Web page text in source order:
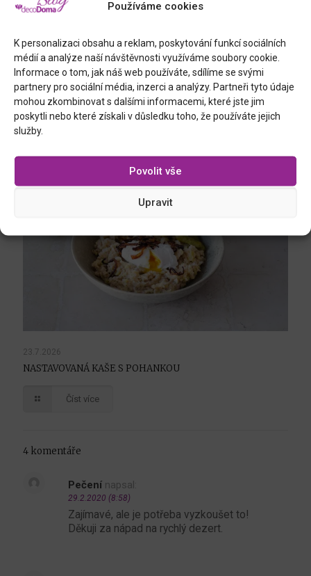
Používáme cookies
K personalizaci obsahu a reklam, poskytování funkcí sociálních
médií a analýze naší návštěvnosti využíváme soubory cookie.
Informace o tom, jak náš web používáte, sdílíme se svými
partnery pro sociální média, inzerci a analýzy. Partneři tyto údaje
mohou zkombinovat s dalšími informacemi, které jste jim
poskytli nebo které získali v důsledku toho, že používáte jejich
služby.
Povolit vše
Upravit
28.7.2026
DOMÁCÍ ČOKOLÁDOVÁ ZMRZLINA BEZ ZMRZLINOVAČE
23.7.2026
NASTAVOVANÁ KAŠE S POHANKOU
Číst více
4 komentáře
Pečení napsal:
29.2.2020 (8:58)
Zajímavé, ale je potřeba vyzkoušet to!
Děkuji za nápad na rychlý dezert.